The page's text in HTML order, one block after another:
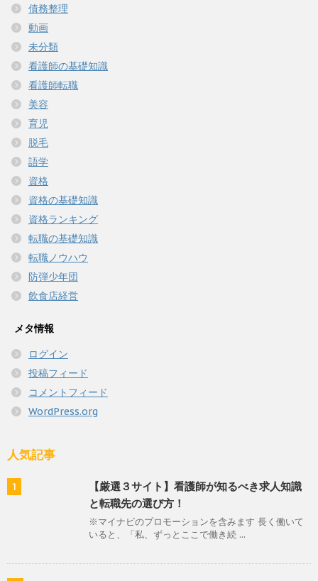
債務整理
動画
未分類
看護師の基礎知識
看護師転職
美容
育児
脱毛
語学
資格
資格の基礎知識
資格ランキング
転職の基礎知識
転職ノウハウ
防弾少年団
飲食店経営
メタ情報
ログイン
投稿フィード
コメントフィード
WordPress.org
人気記事
1
【厳選３サイト】看護師が知るべき求人知識
と転職先の選び方！
※マイナビのプロモーションを含みます 長く働いて
いると、「私、ずっとここで働き続 ...